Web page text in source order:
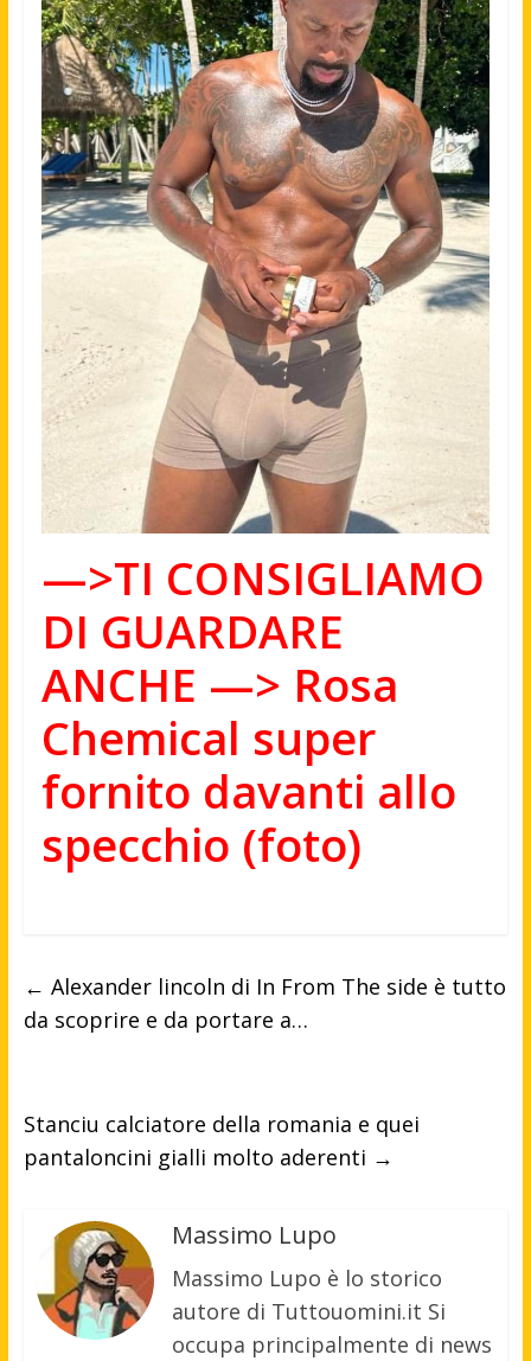
—>TI CONSIGLIAMO
DI GUARDARE
ANCHE —> Rosa
Chemical super
fornito davanti allo
specchio (foto)
← Alexander lincoln di In From The side è tutto
da scoprire e da portare a…
Stanciu calciatore della romania e quei
pantaloncini gialli molto aderenti →
Massimo Lupo
Massimo Lupo è lo storico
autore di Tuttouomini.it Si
occupa principalmente di news